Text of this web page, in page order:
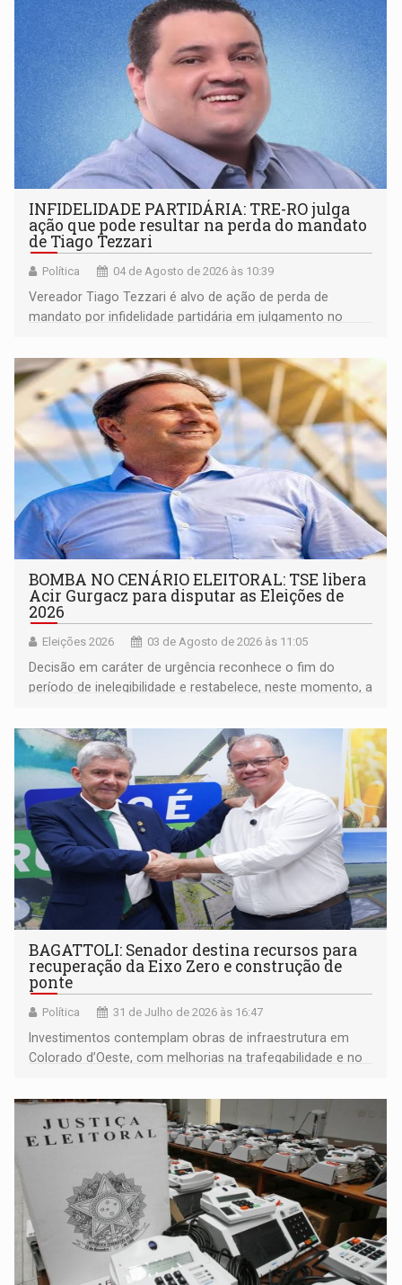
INFIDELIDADE PARTIDÁRIA: TRE-RO julga
ação que pode resultar na perda do mandato
de Tiago Tezzari
Política 04 de Agosto de 2026 às 10:39
Vereador Tiago Tezzari é alvo de ação de perda de
mandato por infidelidade partidária em julgamento no
BOMBA NO CENÁRIO ELEITORAL: TSE libera
Acir Gurgacz para disputar as Eleições de
2026
Eleições 2026 03 de Agosto de 2026 às 11:05
Decisão em caráter de urgência reconhece o fim do
período de inelegibilidade e restabelece, neste momento, a
BAGATTOLI: Senador destina recursos para
recuperação da Eixo Zero e construção de
ponte
Política 31 de Julho de 2026 às 16:47
Investimentos contemplam obras de infraestrutura em
Colorado d’Oeste, com melhorias na trafegabilidade e no